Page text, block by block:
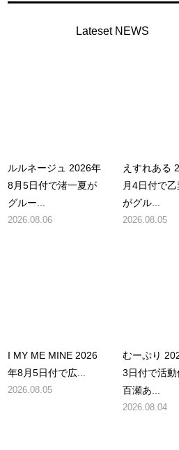
Lateset NEWS
ルルネージュ 2026年
8月5日付で渚一夏が
グルー...
2026.08.06
えすれある
月4日付で
がグル...
2026.08.05
I MY ME MINE 2026
年8月5日付で広...
2026.08.05
むーぷり
3日付で活
百瀬あ...
2026.08.04